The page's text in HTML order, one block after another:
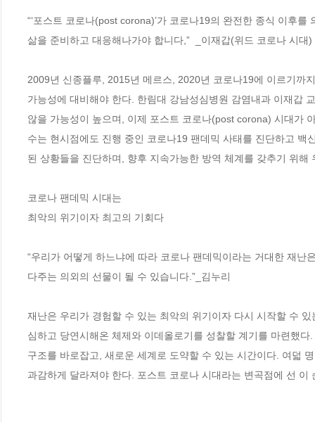
“‘포스트 코로나(post corona)’가 코로나19의 완전한 종식 이후
삶을 준비하고 대응해나가야 합니다,”  _이재갑(위드 코로나 시대)
2009년 신종플루, 2015년 메르스, 2020년 코로나19에 이르기까
가능성에 대비해야 한다. 한림대 강남성심병원 감염내과 이재갑
않을 가능성이 높으며, 이제 포스트 코로나(post corona) 시대가
수는 현시점에도 진행 중인 코로나19 팬데믹 사태를 진단하고
된 상황들을 진단하며, 향후 지속가능한 방역 체계를 갖추기 위
코로나 팬데믹 시대는
최악의 위기이자 최고의 기회다
“우리가 어떻게 하느냐에 따라 코로나 팬데믹이라는 거대한 재
다주는 의외의 선물이 될 수 있습니다.”_김누리
재난은 우리가 경험할 수 있는 최악의 위기이자 다시 시작할 수
심하고 당연시해온 체제와 이데올로기를 성찰할 계기를 마련했
구조를 바로잡고, 새로운 세계로 도약할 수 있는 시간이다. 여덟
과감하게 달라져야 한다. 포스트 코로나 시대라는 변곡점에 선